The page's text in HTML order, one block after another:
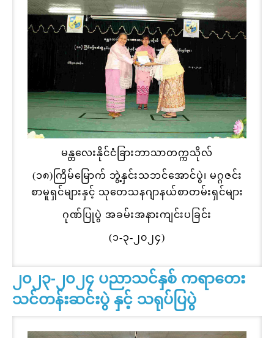
မန္တလေးနိုင်ငံခြားဘာသာတက္ကသိုလ်
(၁၈)ကြိမ်မြောက် ဘွဲ့နှင်းသဘင်အောင်ပွဲ၊ မဂ္ဂဇင်း
စာမူရှင်များနှင့် သုတေသနဂျာနယ်စာတမ်းရှင်များ
ဂုဏ်ပြုပွဲ အခမ်းအနားကျင်းပခြင်း
(၁-၃-၂၀၂၄)
၂၀၂၃-၂၀၂၄ ပညာသင်နှစ် ကရာတေး
သင်တန်းဆင်းပွဲ နှင့် သရုပ်ပြပွဲ